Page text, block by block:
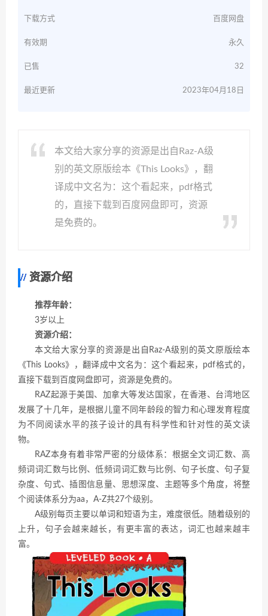
下载方式 百度网盘
有效期 永久
已售 32
最近更新 2023年04月18日
本文给大家分享的资源是出自Raz-A级
别的英文原版绘本《This Looks》，翻
译成中文名为：这个看起来，pdf格式
的，直接下载到百度网盘即可，资源
是免费的。
资源介绍
推荐年龄：
3岁以上
资源介绍：
本文给大家分享的资源是出自Raz-A级别的英文原版绘本
《This Looks》，翻译成中文名为：这个看起来，pdf格式的，
直接下载到百度网盘即可，资源是免费的。
RAZ起源于美国、加拿大等发达国家，在香港、台湾地区
发展了十几年，是根据儿童不同年龄段的智力和心理发育程度
为不同阅读水平的孩子设计的具有科学性和针对性的英文读
物。
RAZ本身有着非常严密的分级体系：根据全文词汇数、高
频词词汇数与比例、低频词词汇数与比例、句子长度、句子复
杂度、句式、插图信息量、思想深度、主题等多个角度，将整
个阅读体系分为aa，A-Z共27个级别。
A级别每页主要以单词和短语为主，难度很低。随着级别的
上升，句子会越来越长，有更丰富的表达，词汇也越来越丰
富。